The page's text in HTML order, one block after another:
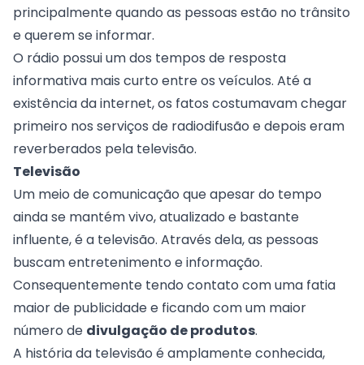
principalmente quando as pessoas estão no trânsito
e querem se informar.
O rádio possui um dos tempos de resposta
informativa mais curto entre os veículos. Até a
existência da internet, os fatos costumavam chegar
primeiro nos serviços de radiodifusão e depois eram
reverberados pela televisão.
Televisão
Um meio de comunicação que apesar do tempo
ainda se mantém vivo, atualizado e bastante
influente, é a televisão. Através dela, as pessoas
buscam entretenimento e informação.
Consequentemente tendo contato com uma fatia
maior de publicidade e ficando com um maior
número de divulgação de produtos.
A história da televisão é amplamente conhecida,